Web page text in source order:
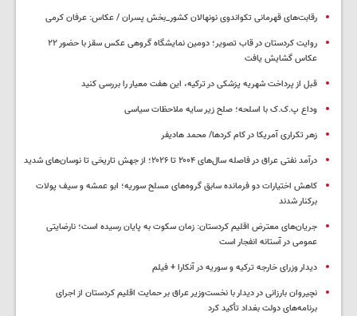
رقابت‌های قهرمانی تکواندوی نونهالان کشور_بخش پسران / عکاس: عرفان کرمی
روایت کردستان در قاب تصویر؛ دومین نمایشگاه گروهی عکس سقز با حضور ۲۲
عکاس گشایش یافت
قبل از پرداخت شهریه پزشکی در ترکیه، این هفت معیار را بررسی کنید
وداع پ.ک.ک با اسلحه؛ صلح زیر سایه ملاحظات سیاسی
زهر تکراری آمریکا در کام کردها/ محمد هادیفر
درآمد نفتی عراق در فاصله سال‌های ۲۰۰۴ تا ۲۰۲۶؛ از جهش تاریخی تا نوسان‌های شدید
کاهش اختیارات دو فرمانده سابق گروه‌های مسلح سوریه؛ ابو عمشه و سیف پولات
برکنار شدند
جریان‌های معترض اقلیم کردستان: زمان سکوت به پایان رسیده است؛ نارضایتی
عمومی در آستانه انفجار است
دیدار وزرای خارجه ترکیه و سوریه در آنکارا + فیلم
نچیروان بارزانی در دیدار با نخست‌وزیر عراق بر حمایت اقلیم کردستان از اجرای
برنامه‌های دولت بغداد تأکید کرد